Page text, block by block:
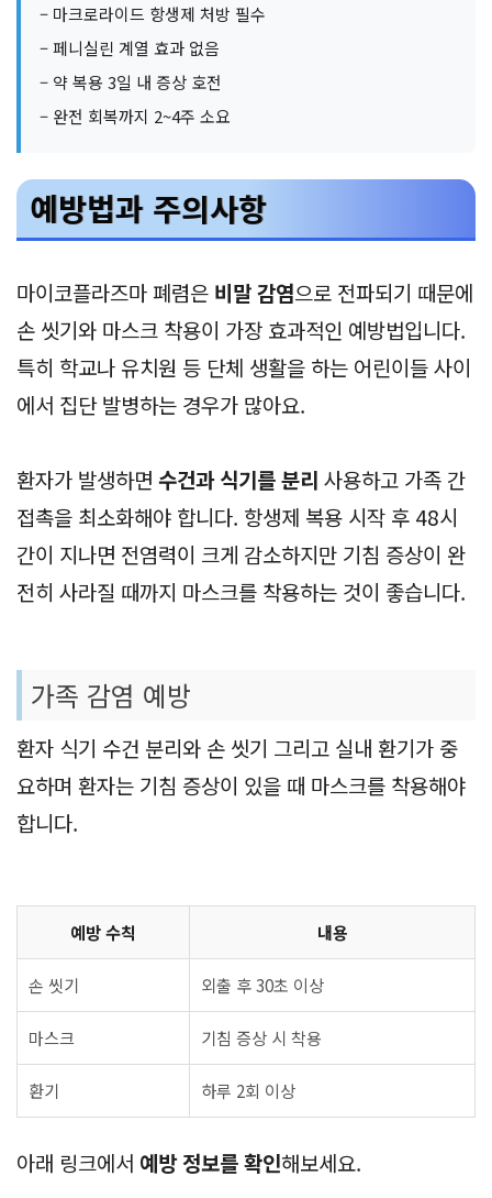
– 마크로라이드 항생제 처방 필수
– 페니실린 계열 효과 없음
– 약 복용 3일 내 증상 호전
– 완전 회복까지 2~4주 소요
예방법과 주의사항
마이코플라즈마 폐렴은 비말 감염으로 전파되기 때문에
손 씻기와 마스크 착용이 가장 효과적인 예방법입니다.
특히 학교나 유치원 등 단체 생활을 하는 어린이들 사이
에서 집단 발병하는 경우가 많아요.
환자가 발생하면 수건과 식기를 분리 사용하고 가족 간
접촉을 최소화해야 합니다. 항생제 복용 시작 후 48시
간이 지나면 전염력이 크게 감소하지만 기침 증상이 완
전히 사라질 때까지 마스크를 착용하는 것이 좋습니다.
가족 감염 예방
환자 식기 수건 분리와 손 씻기 그리고 실내 환기가 중
요하며 환자는 기침 증상이 있을 때 마스크를 착용해야
합니다.
예방 수칙 내용
손 씻기 외출 후 30초 이상
마스크 기침 증상 시 착용
환기 하루 2회 이상
아래 링크에서 예방 정보를 확인해보세요.